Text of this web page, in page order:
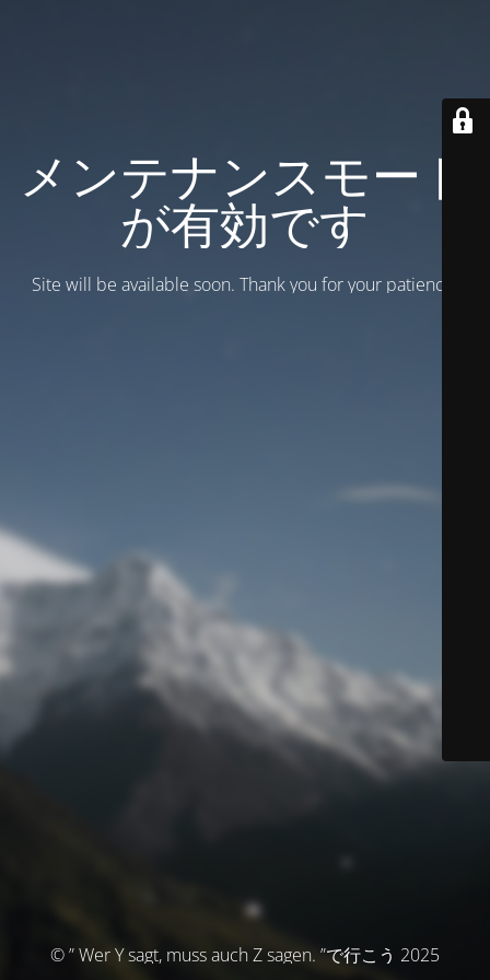
メンテナンスモード
が有効です
Site will be available soon. Thank you for your patience!
© ” Wer Y sagt, muss auch Z sagen. ”で行こう 2025